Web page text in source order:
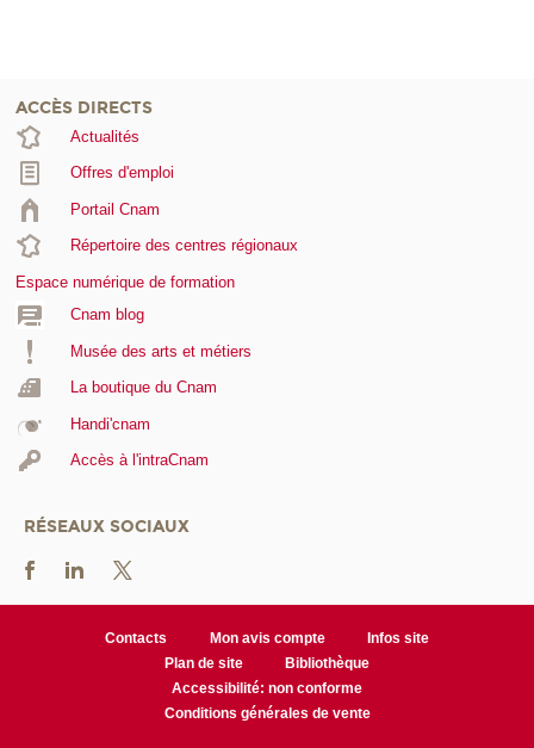
ACCÈS DIRECTS
Actualités
Offres d'emploi
Portail Cnam
Répertoire des centres régionaux
Espace numérique de formation
Cnam blog
Musée des arts et métiers
La boutique du Cnam
Handi'cnam
Accès à l'intraCnam
RÉSEAUX SOCIAUX
Contacts Mon avis compte
Infos site
Plan de site
Bibliothèque
Accessibilité: non conforme
Conditions générales de vente